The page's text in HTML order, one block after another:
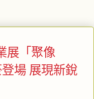
展「聚像
場 展現新銳